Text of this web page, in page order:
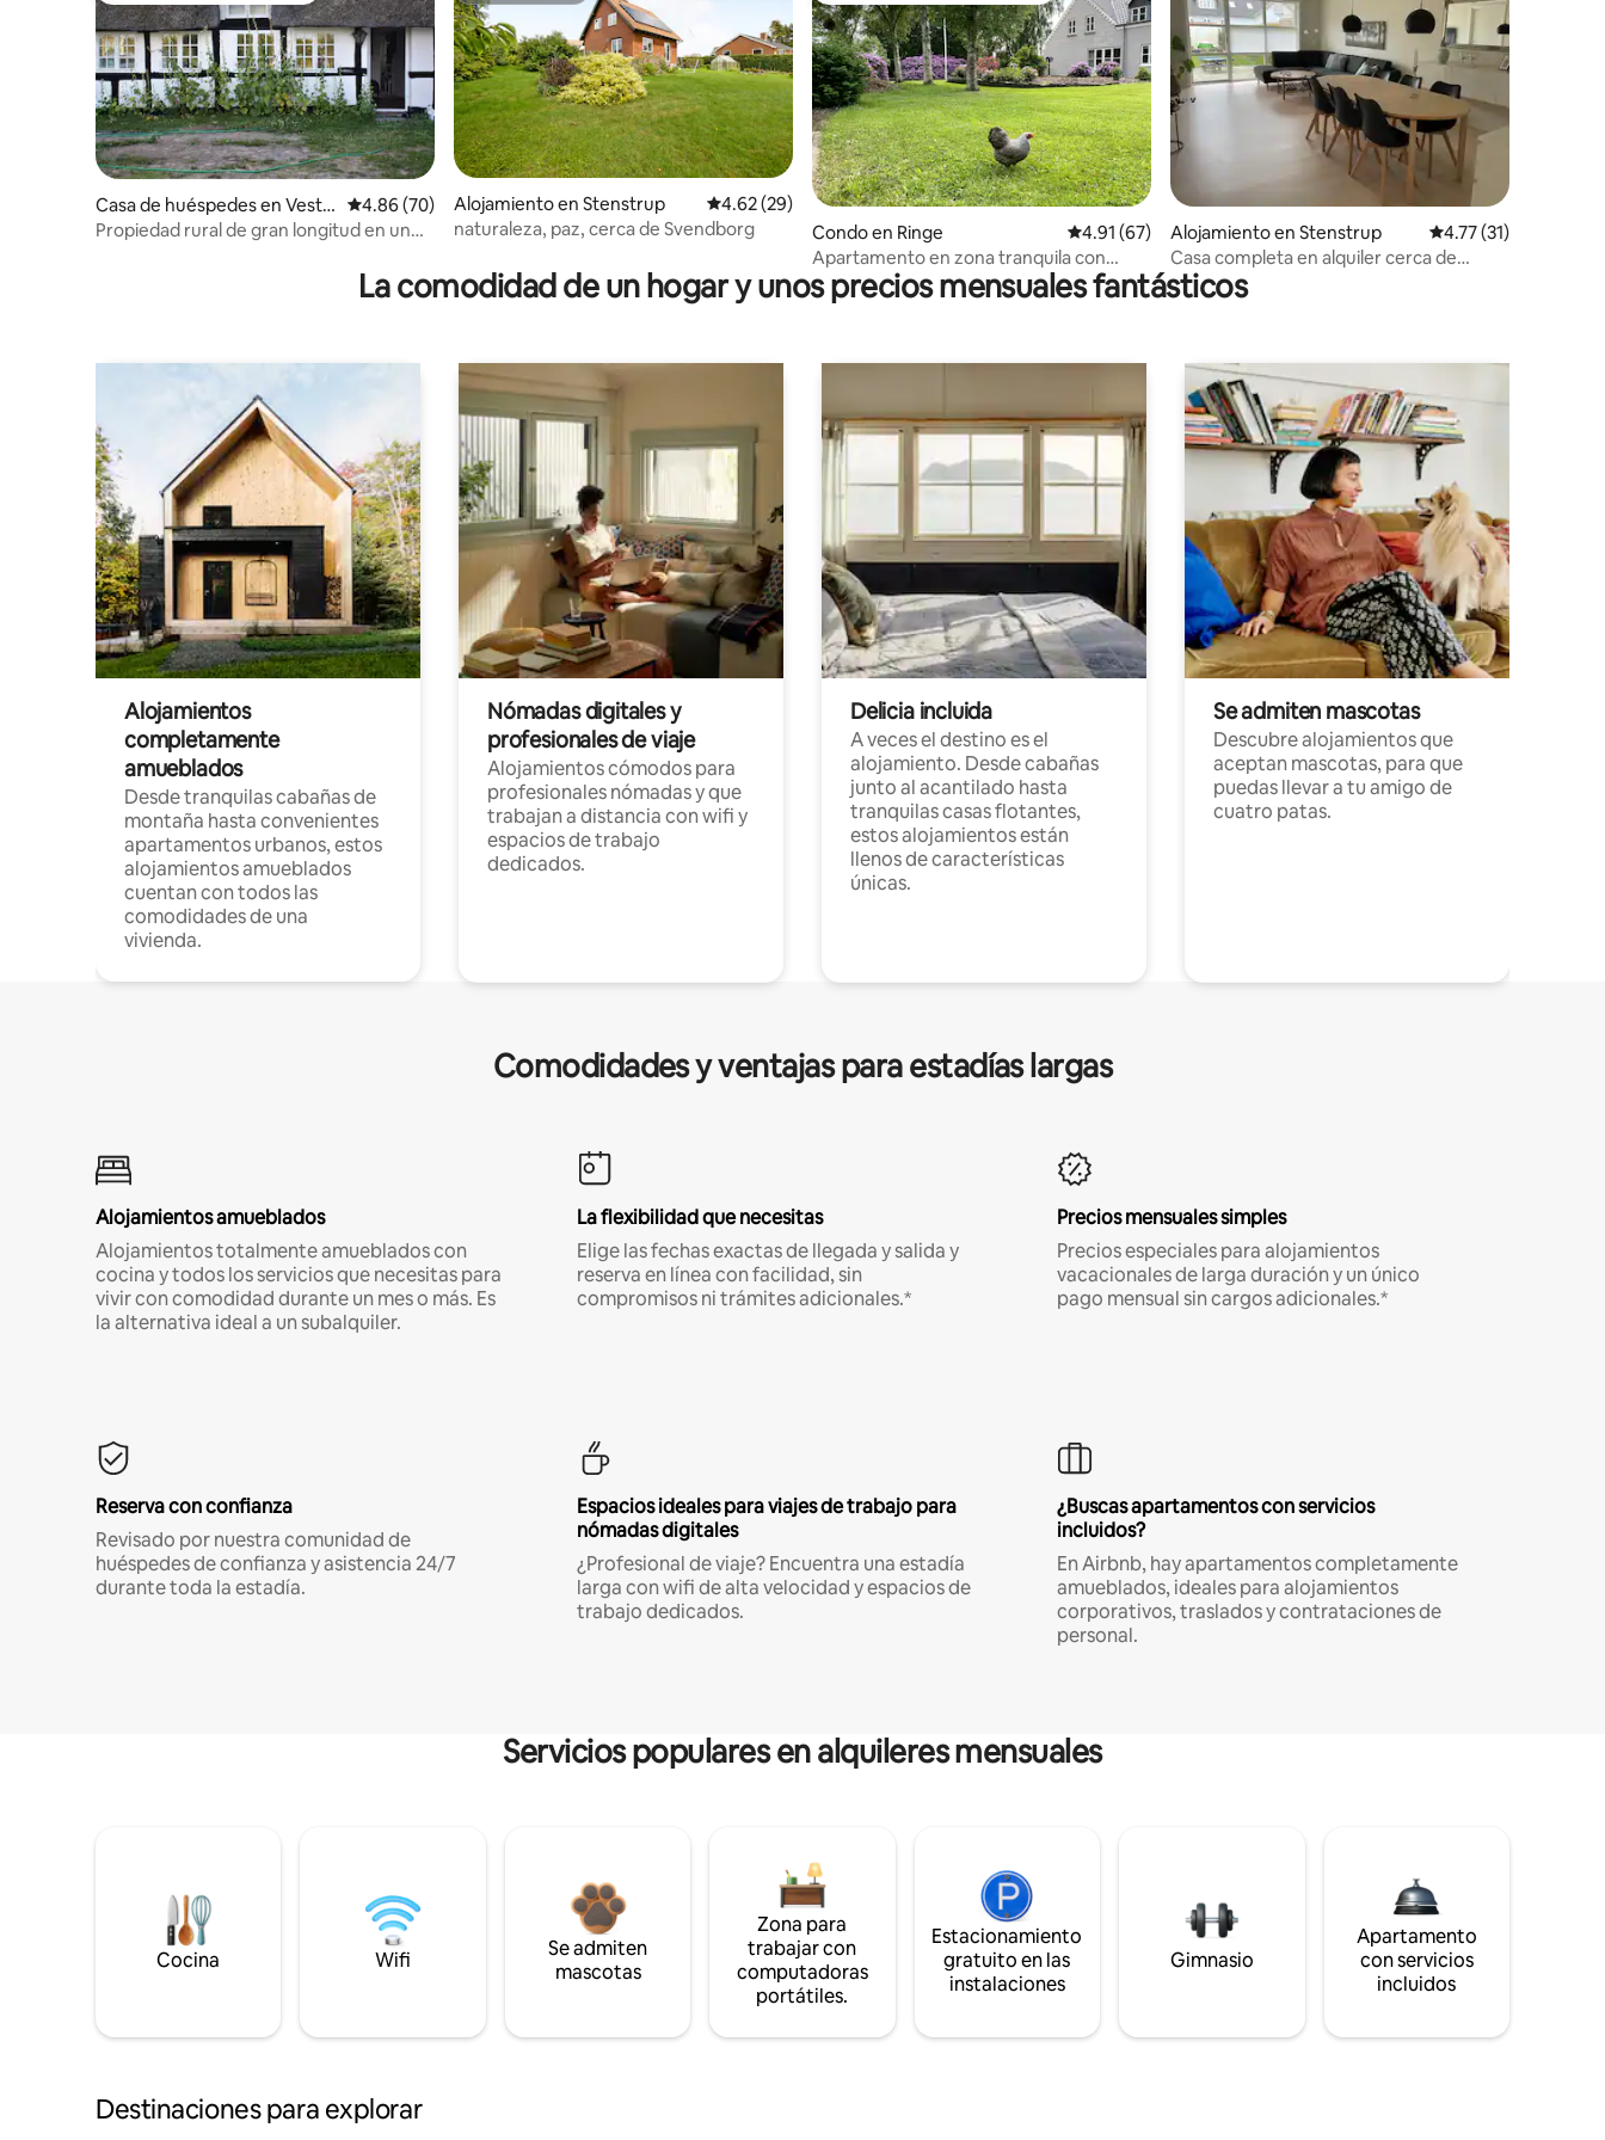
Casa de huéspedes en Veste
r Skerninge
Calificación promedio: 4.86 de 5, 70 reseñas
4.86 (70)
Propiedad rural de gran longitud en un
Alojamiento en Stenstrup Calificación promedio: 4.62 de 5, 29 reseñas
4.62 (29)
naturaleza, paz, cerca de Svendborg
Condo en Ringe Calificación promedio: 4.91 de 5, 67 reseñas
4.91 (67)
Apartamento en zona tranquila con
aparcoche gratis
Alojamiento en Stenstrup Calificación
4.77 (31)
Casa completa en alquiler cerca de
Svendborg
La comodidad de un hogar y unos precios mensuales fantásticos
Alojamientos
completamente
amueblados
Desde tranquilas cabañas de
montaña hasta convenientes
apartamentos urbanos, estos
alojamientos amueblados
cuentan con todos las
comodidades de una
vivienda.
Nómadas digitales y
profesionales de viaje
Alojamientos cómodos para
profesionales nómadas y que
trabajan a distancia con wifi y
espacios de trabajo
dedicados.
Delicia incluida
A veces el destino es el
alojamiento. Desde cabañas
junto al acantilado hasta
tranquilas casas flotantes,
estos alojamientos están
llenos de características
únicas.
Se admiten mascotas
Descubre alojamientos que
aceptan mascotas, para que
puedas llevar a tu amigo de
cuatro patas.
Comodidades y ventajas para estadías largas
Alojamientos amueblados
Alojamientos totalmente amueblados con
cocina y todos los servicios que necesitas para
vivir con comodidad durante un mes o más. Es
la alternativa ideal a un subalquiler.
La flexibilidad que necesitas
Elige las fechas exactas de llegada y salida y
reserva en línea con facilidad, sin
compromisos ni trámites adicionales.*
Precios mensuales simples
Precios especiales para alojamientos
vacacionales de larga duración y un único
pago mensual sin cargos adicionales.*
Reserva con confianza
Revisado por nuestra comunidad de
huéspedes de confianza y asistencia 24/7
durante toda la estadía.
Espacios ideales para viajes de trabajo para
nómadas digitales
¿Profesional de viaje? Encuentra una estadía
larga con wifi de alta velocidad y espacios de
trabajo dedicados.
¿Buscas apartamentos con servicios
incluidos?
En Airbnb, hay apartamentos completamente
amueblados, ideales para alojamientos
corporativos, traslados y contrataciones de
personal.
Servicios populares en alquileres mensuales
Cocina Wifi
Se admiten
mascotas
Zona para
trabajar con
computadoras
portátiles.
Estacionamiento
gratuito en las
instalaciones
Gimnasio
Apartamento
con servicios
incluidos
Destinaciones para explorar